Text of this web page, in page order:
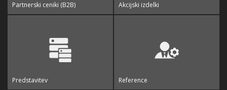
Partnerski ceniki (B2B) Akcijski izdelki
Predstavitev Reference